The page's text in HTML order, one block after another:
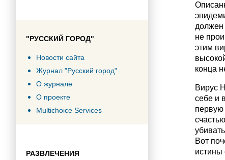
"РУССКИЙ ГОРОД"
Новости сайта
Журнал "Русский город"
О журнале
О проекте
Multichoice Services
РАЗВЛЕЧЕНИЯ
должен
не
этим
конца
Вирус
себе и
первую
Вот
истины